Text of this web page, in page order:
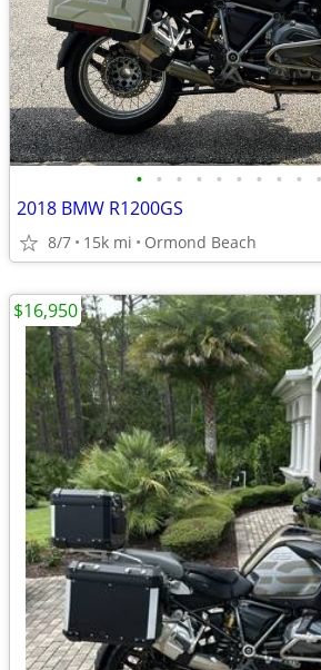
• • • • • • • • • •
2018 BMW R1200GS
8/7 15k mi Ormond Beach
$16,950